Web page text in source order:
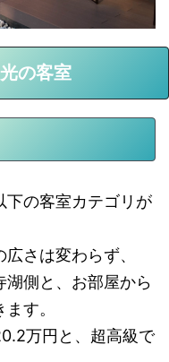
の客室
下の客室カテゴリが
さは変わらず、
湖側と、お部屋から
す。
万円と、超高級で